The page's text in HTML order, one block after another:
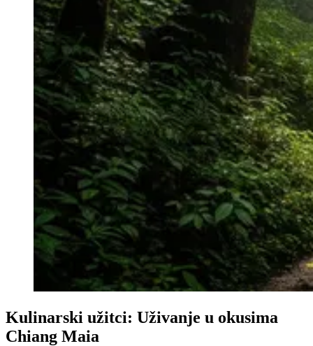
Kulinarski užitci: Uživanje u okusima
Chiang Maia